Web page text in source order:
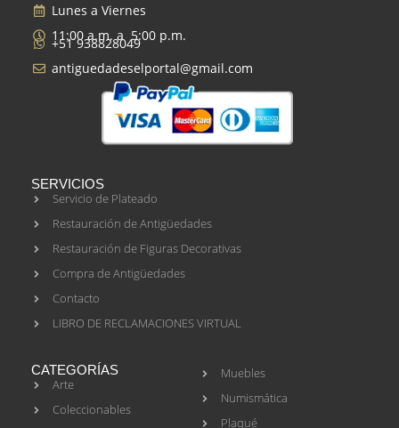
Lunes a Viernes
11:00 a.m. a 5:00 p.m.
+51 938828049
antiguedadeselportal@gmail.com
SERVICIOS
Servicio de Plateado
Restauración de Antigüedades
Restauración de Figuras Decorativas
Compra de Antigüedades
Contacto
LIBRO DE RECLAMACIONES VIRTUAL
CATEGORÍAS
Arte
Coleccionables
Muebles
Numismática
Plaqué